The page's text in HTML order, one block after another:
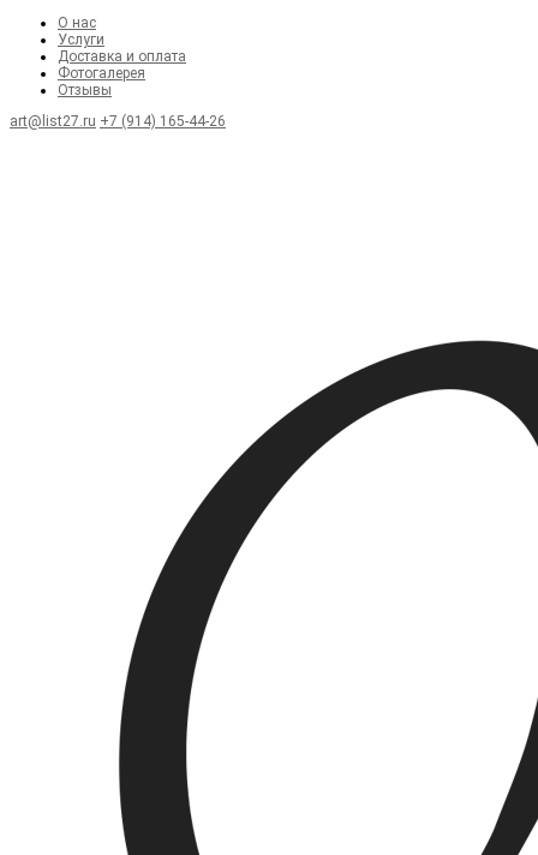
О нас
Услуги
Доставка и оплата
Фотогалерея
Отзывы
art@list27.ru +7 (914) 165-44-26